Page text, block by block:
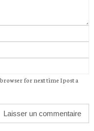
for next time I post a